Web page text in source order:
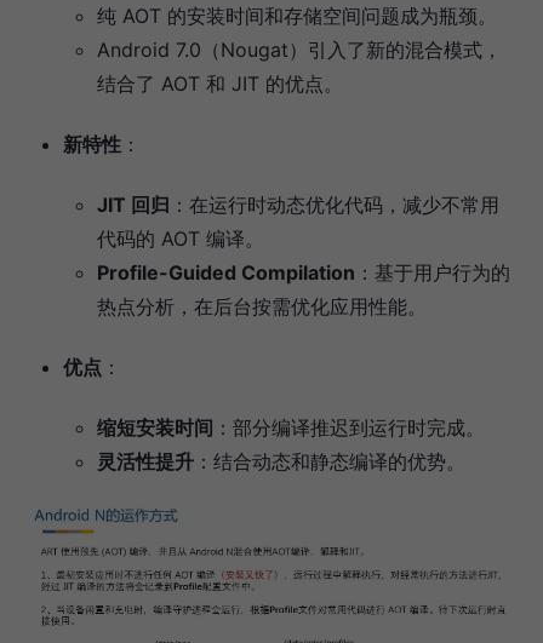
纯 AOT 的安装时间和存储空间问题成为瓶颈。
Android 7.0（Nougat）引入了新的混合模式，
结合了 AOT 和 JIT 的优点。
新特性 ：
JIT 回归 ：在运行时动态优化代码，减少不常用
代码的 AOT 编译。
Profile-Guided Compilation ：基于用户行为的
热点分析，在后台按需优化应用性能。
优点 ：
缩短安装时间 ：部分编译推迟到运行时完成。
灵活性提升 ：结合动态和静态编译的优势。